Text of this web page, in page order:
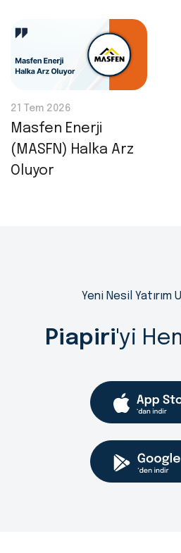
21 Tem 2026
Masfen Enerji
(MASFN) Halka Arz
Oluyor
Yeni Nesil Yatırım
Piapiri'yi